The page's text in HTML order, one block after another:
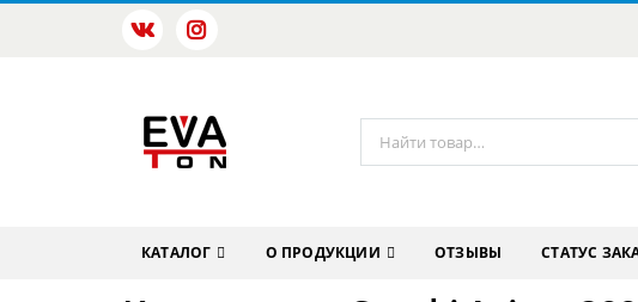
КАТАЛОГ О ПРОДУКЦИИ ОТЗЫВЫ СТАТУС